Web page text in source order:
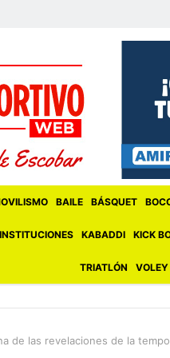
BAILE BÁSQUET
INSTITUCIONES KABADDI KICK
TRIATLÓN VOLEY
de las revelaciones de la